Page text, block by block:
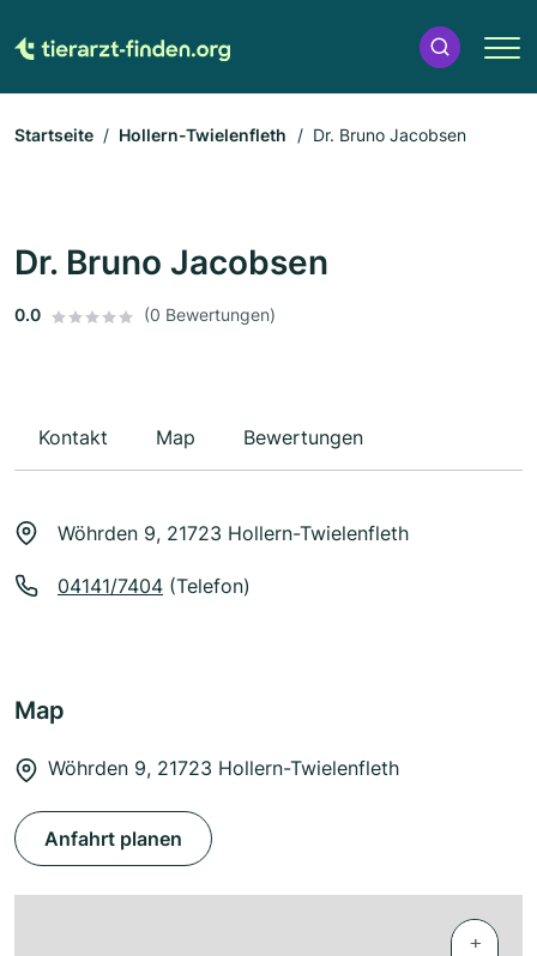
Startseite Hollern-Twielenfleth Dr. Bruno Jacobsen
Dr. Bruno Jacobsen
0.0 (0 Bewertungen)
Kontakt Map Bewertungen
Wöhrden 9, 21723 Hollern-Twielenfleth
04141/7404 (Telefon)
Map
Wöhrden 9, 21723 Hollern-Twielenfleth
Anfahrt planen
+